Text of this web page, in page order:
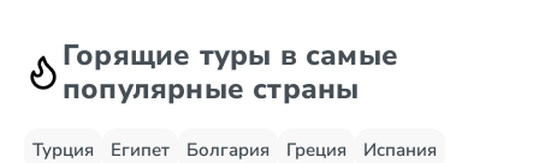
Горящие туры в самые
популярные страны
Турция Египет Болгария Греция
Испания